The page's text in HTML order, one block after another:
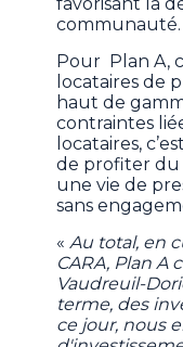
communauté.
Pour Plan A,
locataires de
haut de
contraintes
locataires,
de profiter du
une vie de
sans
« Au total, en
CARA, Plan A
Vaudreuil-
terme, des
ce jour, nous